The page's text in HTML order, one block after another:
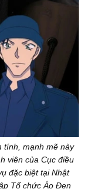
tính, mạnh mẽ này
viên của Cục điều
đặc biệt tại Nhật
Tổ chức Áo Đen